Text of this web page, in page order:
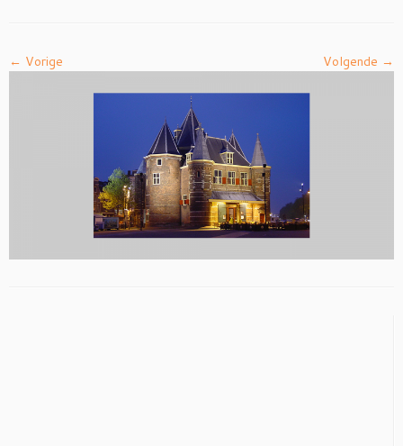
← Vorige Volgende →